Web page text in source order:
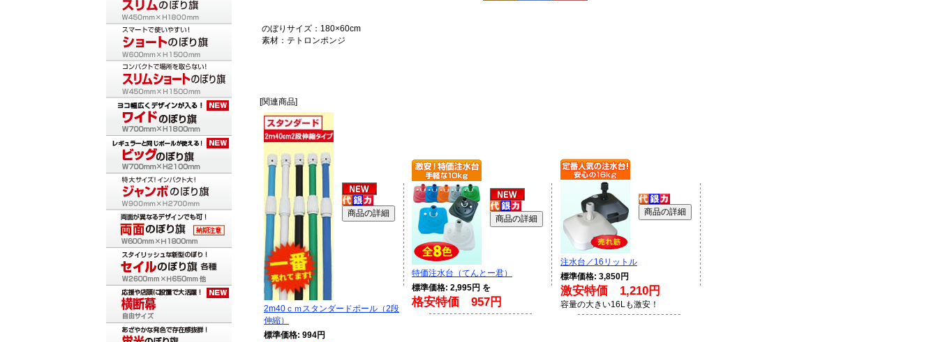
のぼりサイズ：180×60cm
素材：テトロンポンジ
[関連商品]
2m40ｃｍスタンダードポール（2段
伸縮）
標準価格: 994円
特価注水台（てんとー君）
標準価格: 2,995円 を
格安特価 957円
注水台／16リットル
標準価格: 3,850円
激安特価 1,210円
容量の大きい16Lも激安！